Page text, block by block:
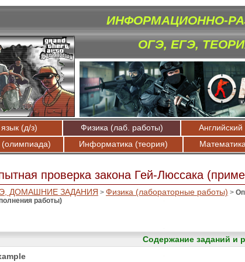
ИНФОРМАЦИОННО-
ОГЭ, ЕГЭ,
(д/з) Физика (лаб. работы) Английский
Информатика (теория)
проверка закона Гей-Люссака
ДОМАШНИЕ ЗАДАНИЯ > Физика (лабораторные работы) >
работы)
Содержание заданий и